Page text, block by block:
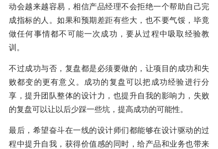
动会越来越容易，相信产品经理不会拒绝一个帮助自己完
成指标的人。如果和预期差距有些大，也不要气馁，毕竟
做任何事情都不可能一次成功，要从过程中吸取经验教
训。
不过成功与否，复盘都是必须要做的，让项目的成功和失
败都变的更有意义。成功的复盘可以把成功经验进行分
享，提升团队整体的设计力，也提升自我的影响力，失败
的复盘可以让以后少踩一些坑，提高成功的可能性。
最后，希望奋斗在一线的设计师们都能够在设计驱动的过
程中提升自我，获得价值感的同时，给产品和业务也带来